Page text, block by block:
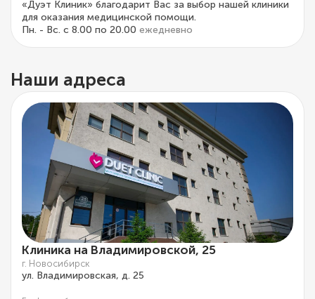
«Дуэт Клиник» благодарит Вас за выбор нашей клиники
для оказания медицинской помощи.
Пн. - Вс. с 8.00 по 20.00 ежедневно
Наши адреса
Клиника на Владимировской, 25
г. Новосибирск
ул. Владимировская, д. 25